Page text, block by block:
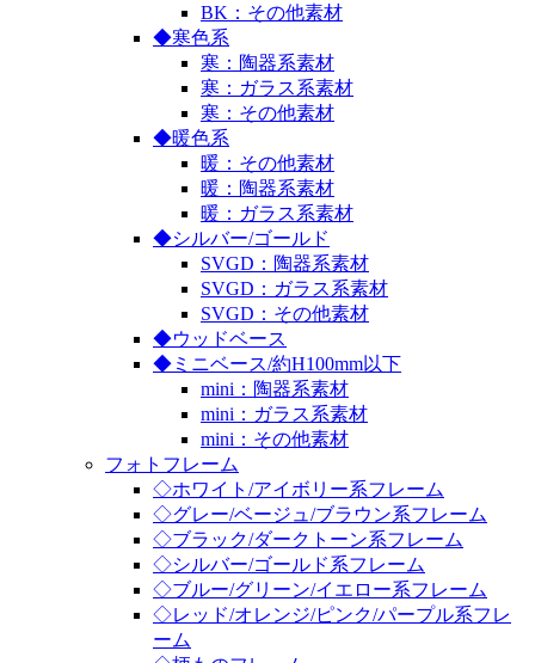
BK：その他素材
◆寒色系
寒：陶器系素材
寒：ガラス系素材
寒：その他素材
◆暖色系
暖：その他素材
暖：陶器系素材
暖：ガラス系素材
◆シルバー/ゴールド
SVGD：陶器系素材
SVGD：ガラス系素材
SVGD：その他素材
◆ウッドベース
◆ミニベース/約H100mm以下
mini：陶器系素材
mini：ガラス系素材
mini：その他素材
フォトフレーム
◇ホワイト/アイボリー系フレーム
◇グレー/ベージュ/ブラウン系フレーム
◇ブラック/ダークトーン系フレーム
◇シルバー/ゴールド系フレーム
◇ブルー/グリーン/イエロー系フレーム
◇レッド/オレンジ/ピンク/パープル系フレ
ーム